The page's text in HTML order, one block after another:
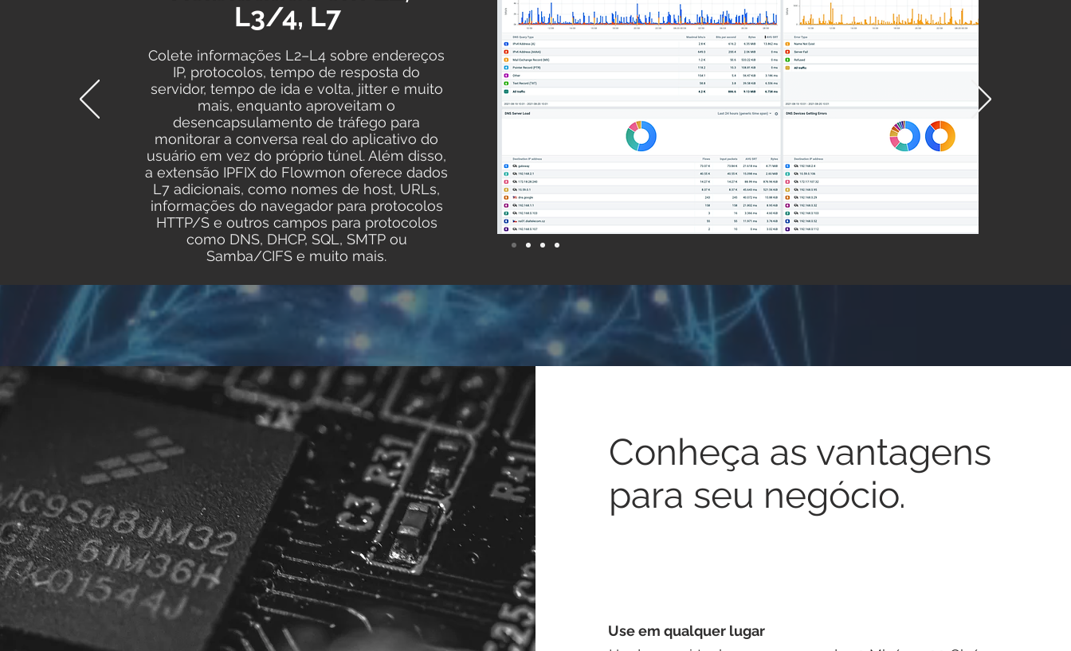
L3/4, L7
Colete informações L2–L4 sobre endereços
IP, protocolos, tempo de resposta do
servidor, tempo de ida e volta, jitter e muito
mais, enquanto aproveitam o
desencapsulamento de tráfego para
monitorar a conversa real do aplicativo do
usuário em vez do próprio túnel. Além disso,
a extensão IPFIX do Flowmon oferece dados
L7 adicionais, como nomes de host, URLs,
informações do navegador para protocolos
HTTP/S e outros campos para protocolos
como DNS, DHCP, SQL, SMTP ou
Samba/CIFS e muito mais.
Conheça as vantagens
para seu negócio.
Use em qualquer lugar